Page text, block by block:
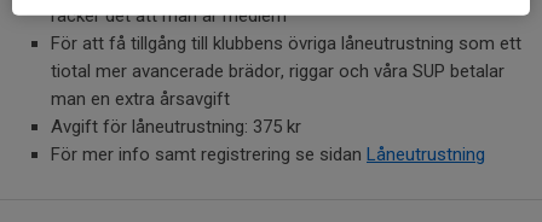
räcker det att man är medlem
För att få tillgång till klubbens övriga låneutrustning som ett
tiotal mer avancerade brädor, riggar och våra SUP betalar
man en extra årsavgift
Avgift för låneutrustning: 375 kr
För mer info samt registrering se sidan Låneutrustning